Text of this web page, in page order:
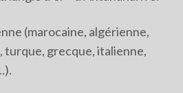
(marocaine, algérienne,
grecque, italienne,